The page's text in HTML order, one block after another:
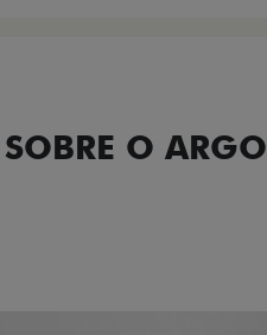
O ARGO